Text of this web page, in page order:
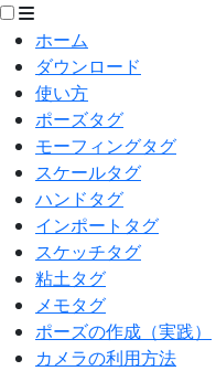
ホーム
ダウンロード
使い方
ポーズタグ
モーフィングタグ
スケールタグ
ハンドタグ
インポートタグ
スケッチタグ
粘土タグ
メモタグ
ポーズの作成（実践）
カメラの利用方法